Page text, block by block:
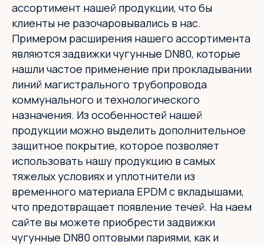
ассортимент нашей продукции, что бы
клиенты не разочаровывались в нас.
Примером расширения нашего ассортимента
являются задвижки чугунные DN80, которые
нашли частое применение при прокладывании
линий магистрального трубопровода
коммунального и технологического
назначения. Из особенностей нашей
продукции можно выделить дополнительное
защитное покрытие, которое позволяет
использовать нашу продукцию в самых
тяжелых условиях и уплотнители из
временного материала EPDM с вкладышами,
что предотвращает появление течей. На наем
сайте вы можете приобрести задвижки
чугунные DN80 оптовыми париями, как и